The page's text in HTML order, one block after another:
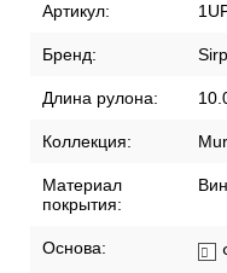
Артикул:
Бренд:
Длина рулона:
Коллекция:
Материал
покрытия:
Основа: